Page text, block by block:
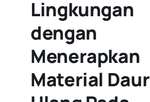
Lingkungan
dengan
Menerapkan
Material Daur